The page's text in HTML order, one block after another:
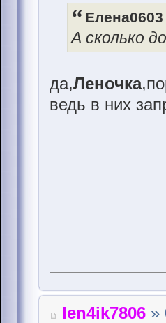
А сколько
да,Леночка
ведь в них
len4ik7806 »